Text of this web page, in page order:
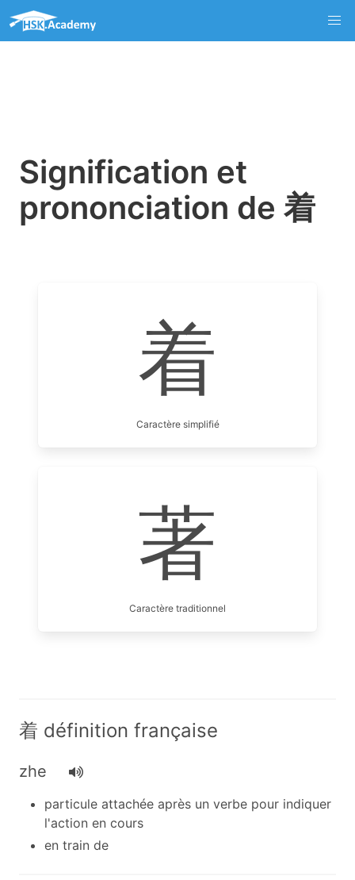
Signification et
prononciation de 着
着
Caractère simplifié
著
Caractère traditionnel
着 définition française
zhe
particule attachée après un verbe pour indiquer
l'action en cours
en train de